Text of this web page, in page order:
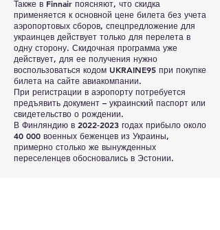
Также в Finnair поясняют, что скидка
применяется к основной цене билета без учета
аэропортовых сборов, спецпредложение для
украинцев действует только для перелета в
одну сторону. Скидочная программа уже
действует, для ее получения нужно
воспользоваться кодом UKRAINE95 при покупке
билета на сайте авиакомпании.
При регистрации в аэропорту потребуется
предъявить документ – украинский паспорт или
свидетельство о рождении.
В Финляндию в 2022-2023 годах прибыло около
40 000 военных беженцев из Украины,
примерно столько же вынужденных
переселенцев обосновались в Эстонии.